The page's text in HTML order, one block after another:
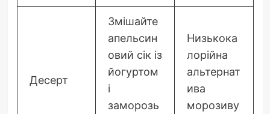
Десерт
Змішайте
апельсин
овий сік із
йогуртом
і
заморозь
Низькока
лорійна
альтернат
ива
морозиву